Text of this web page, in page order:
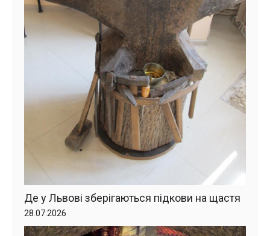
Де у Львові зберігаються підкови на щастя
28.07.2026